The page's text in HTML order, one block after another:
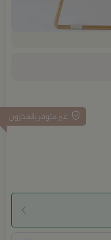
غير متوفر بالمخزون